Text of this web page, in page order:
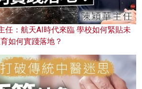
任：航天AI時代來臨 學校如何緊貼未
如何實踐落地？